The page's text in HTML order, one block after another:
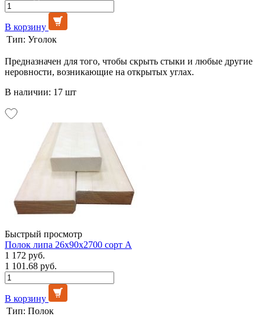
В корзину
Тип: Уголок
Предназначен для того, чтобы скрыть стыки и любые другие
неровности, возникающие на открытых углах.
В наличии: 17 шт
Быстрый просмотр
Полок липа 26х90х2700 сорт А
1 172 руб.
1 101.68 руб.
В корзину
Тип: Полок